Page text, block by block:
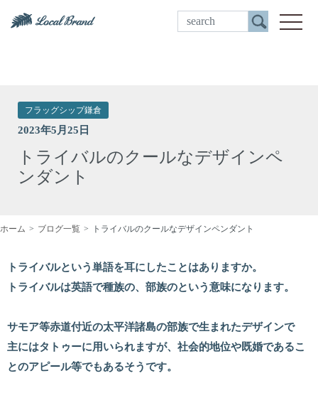
ご来店予約
フラッグシップ鎌倉
2023年5月25日
トライバルのクールなデザインペ
ンダント
ホーム ブログ一覧 トライバルのクールなデザインペンダント
トライバルという単語を耳にしたことはありますか。
トライバルは英語で種族の、部族のという意味になります。
サモア等赤道付近の太平洋諸島の部族で生まれたデザインで
主にはタトゥーに用いられますが、社会的地位や既婚であるこ
とのアピール等でもあるそうです。